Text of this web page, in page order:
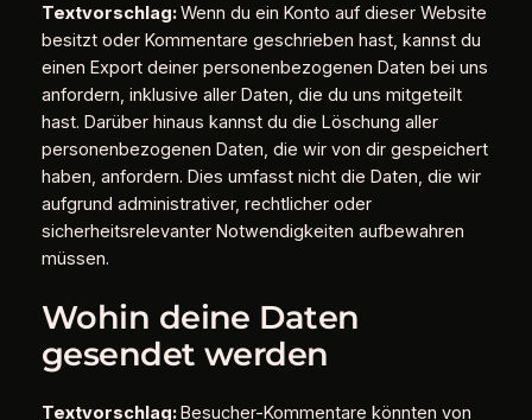
Textvorschlag:Wenn du ein Konto auf dieser Website
besitzt oder Kommentare geschrieben hast, kannst du
einen Export deiner personenbezogenen Daten bei uns
anfordern, inklusive aller Daten, die du uns mitgeteilt
hast. Darüber hinaus kannst du die Löschung aller
personenbezogenen Daten, die wir von dir gespeichert
haben, anfordern. Dies umfasst nicht die Daten, die wir
aufgrund administrativer, rechtlicher oder
sicherheitsrelevanter Notwendigkeiten aufbewahren
müssen.
Wohin deine Daten
gesendet werden
Textvorschlag:Besucher-Kommentare könnten von